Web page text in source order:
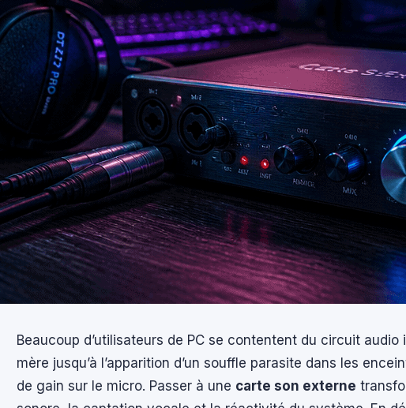
Beaucoup d’utilisateurs de PC se contentent du circuit
mère jusqu’à l’apparition d’un souffle parasite dans les
de gain sur le micro. Passer à une carte son externe